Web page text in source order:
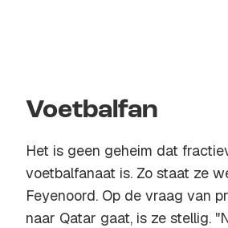
Voetbalfan
Het is geen geheim dat
voetbalfanaat is. Zo staat ze
Feyenoord. Op de vraag van
naar Qatar gaat, is ze stellig.